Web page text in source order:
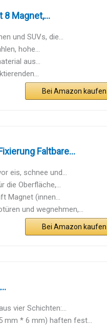
Magnet,...
und SUVs, die...
hohe...
aus...
Bei Amazon kaufen
Faltbare...
eis, schnee und...
die Oberfläche,...
Magnet (innen...
und wegnehmen,...
Bei Amazon kaufen
vier Schichten:...
mm * 6 mm) haften fest...